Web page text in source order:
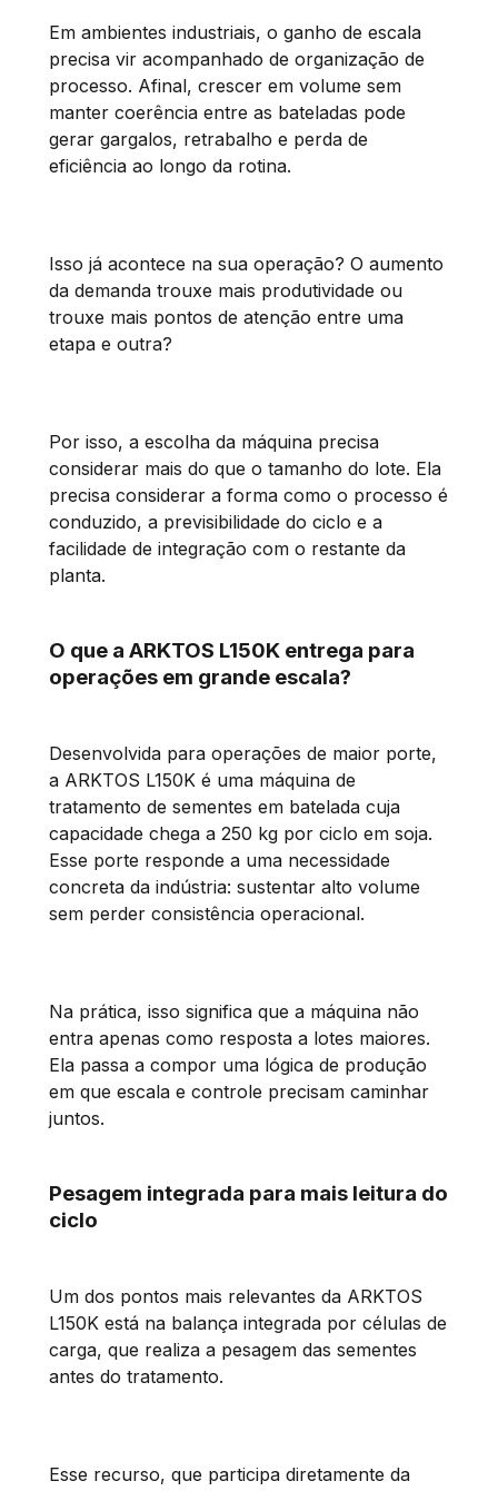
Em ambientes industriais, o ganho de escala
precisa vir acompanhado de organização de
processo. Afinal, crescer em volume sem
manter coerência entre as bateladas pode
gerar gargalos, retrabalho e perda de
eficiência ao longo da rotina.
Isso já acontece na sua operação? O aumento
da demanda trouxe mais produtividade ou
trouxe mais pontos de atenção entre uma
etapa e outra?
Por isso, a escolha da máquina precisa
considerar mais do que o tamanho do lote. Ela
precisa considerar a forma como o processo é
conduzido, a previsibilidade do ciclo e a
facilidade de integração com o restante da
planta.
O que a ARKTOS L150K entrega para
operações em grande escala?
Desenvolvida para operações de maior porte,
a ARKTOS L150K é uma máquina de
tratamento de sementes em batelada cuja
capacidade chega a 250 kg por ciclo em soja.
Esse porte responde a uma necessidade
concreta da indústria: sustentar alto volume
sem perder consistência operacional.
Na prática, isso significa que a máquina não
entra apenas como resposta a lotes maiores.
Ela passa a compor uma lógica de produção
em que escala e controle precisam caminhar
juntos.
Pesagem integrada para mais leitura do
ciclo
Um dos pontos mais relevantes da ARKTOS
L150K está na balança integrada por células de
carga, que realiza a pesagem das sementes
antes do tratamento.
Esse recurso, que participa diretamente da